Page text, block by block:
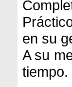
en su
A su
tiempo.